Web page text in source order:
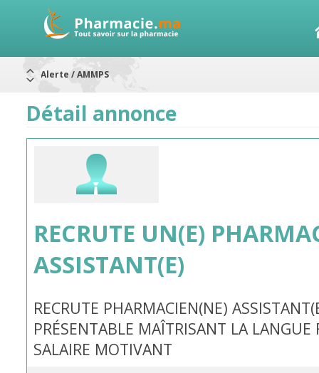
Aureomycine ophtalmique : Rappel de lots
Nouveau : Déclaration d'effets indésirables
ARRÊT DE COMMERCIALISATION
RAPPELS DE LOTS
Rappel de lots : préparations lactées
Détail annonce
RECRUTE UN(E)
ASSISTANT(E)
RECRUTE PHARMACIEN(NE)
PRÉSENTABLE MAÎTRISANT LA LANGUE
SALAIRE MOTIVANT